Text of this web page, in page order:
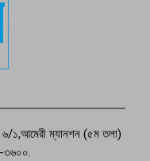
ফোন, ফরিদগঞ্জে
উদ্ধার
সংগঠনের শোক
: ৬/১,আমেরী ম্যানশন (৫ম তলা)
৩৬০০.